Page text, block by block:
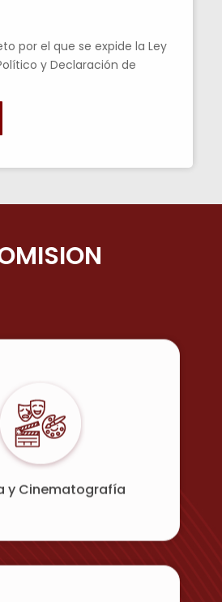
por el que se expide la Ley
y Declaración de
ORDIN
y Cinematografía